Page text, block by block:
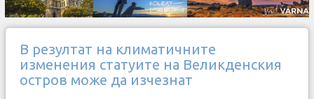
В резултат на климатичните
изменения статуите на Великденския
остров може да изчезнат